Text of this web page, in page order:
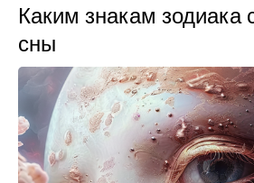
Каким знакам зодиака
сны